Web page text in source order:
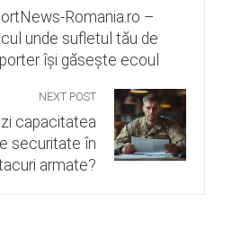
Romania.ro –
unde sufletul tău de
își găsește ecoul
NEXT POST
capacitatea
securitate în
armate?